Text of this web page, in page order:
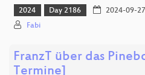
2024 Day 2186 2024-09-27
Fabi
FranzT über das
Termine]